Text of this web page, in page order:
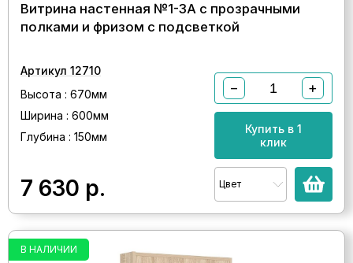
Витрина настенная №1-3А с прозрачными
полками и фризом с подсветкой
Артикул 12710
Высота : 670мм
Ширина : 600мм
Глубина : 150мм
7 630 р.
− +
Купить в 1
клик
Цвет
В НАЛИЧИИ